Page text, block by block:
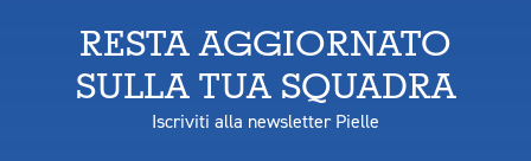
RESTA AGGIORNATO
SULLA TUA SQUADRA
Iscriviti alla newsletter Pielle